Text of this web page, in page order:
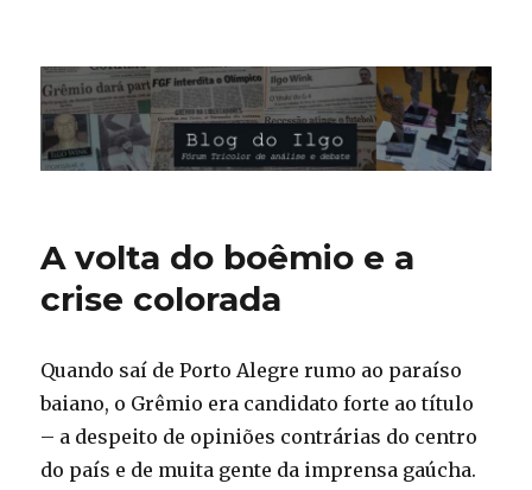
Blog do Ilgo Wink
A volta do boêmio e a
crise colorada
Quando saí de Porto Alegre rumo ao paraíso
baiano, o Grêmio era candidato forte ao título
– a despeito de opiniões contrárias do centro
do país e de muita gente da imprensa gaúcha.